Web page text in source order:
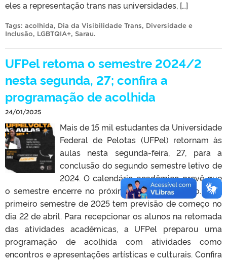
eles a representação trans nas universidades, […]
Tags: acolhida, Dia da Visibilidade Trans, Diversidade e
Inclusão, LGBTQIA+, Sarau.
UFPel retoma o semestre 2024/2
nesta segunda, 27; confira a
programação de acolhida
24/01/2025
Mais de 15 mil estudantes da Universidade
Federal de Pelotas (UFPel) retornam às
aulas nesta segunda-feira, 27, para a
conclusão do segundo semestre letivo de
2024. O calendário acadêmico prevê que
o semestre encerre no próximo dia 29 de março. Já o
primeiro semestre de 2025 tem previsão de começo no
dia 22 de abril. Para recepcionar os alunos na retomada
das atividades acadêmicas, a UFPel preparou uma
programação de acolhida com atividades como
encontros e apresentações artísticas e culturais. Confira